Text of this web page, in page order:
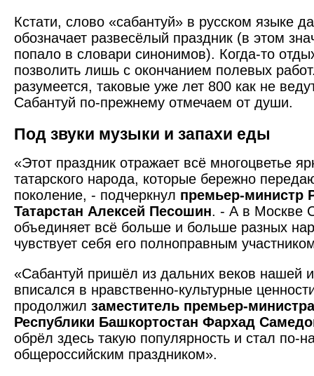
Кстати, слово «сабантуй» в русском языке
обозначает развесёлый праздник (в этом
попало в словари синонимов). Когда-то
позволить лишь с окончанием полевых
разумеется, таковые уже лет 800 как не
Сабантуй по-прежнему отмечаем от души.
Под звуки музыки и запахи еды
«Этот праздник отражает всё многоцветье
татарского народа, которые бережно
поколение, - подчеркнул премьер-министр
Татарстан Алексей Песошин. - А в Москве
объединяет всё больше и больше разных
чувствует себя его полноправным
«Сабантуй пришёл из дальних веков нашей
вписался в нравственно-культурные
продолжил заместитель премьер-
Республики Башкорто­стан Фархад
обрёл здесь такую популярность и стал по-
общероссийским празд­ником».